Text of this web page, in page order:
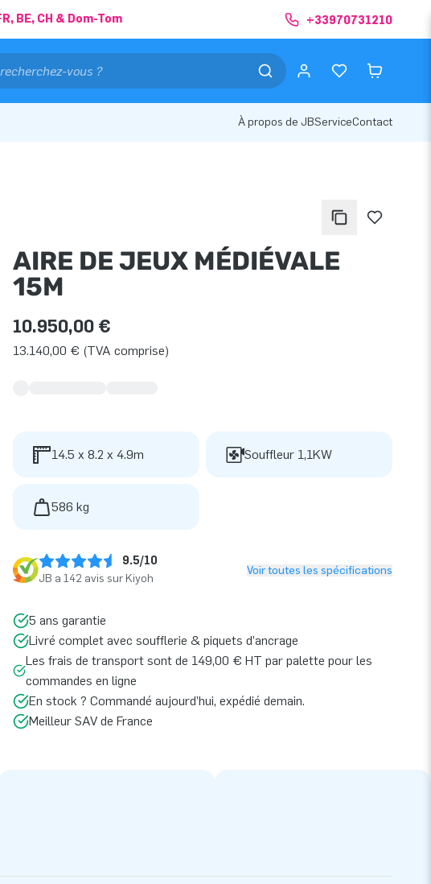
BE, CH & Dom-Tom +33970731210
À propos de JBServiceContact
AIRE DE JEUX MÉDIÉVALE
15M
10.950,00 €
13.140,00 € (TVA comprise)
14.5 x 8.2 x 4.9m Souffleur 1,1KW
586 kg
9.5/10
JB a 142 avis sur Kiyoh
Voir toutes les spécifications
5 ans garantie
Livré complet avec soufflerie & piquets d’ancrage
Les frais de transport sont de 149,00 € HT par palette pour les
commandes en ligne
En stock ? Commandé aujourd’hui, expédié demain.
Meilleur SAV de France